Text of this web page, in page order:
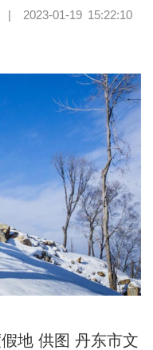
| 2023-01-19 15:22:10
地 供图 丹东市文